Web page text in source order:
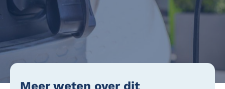
Meer weten over dit